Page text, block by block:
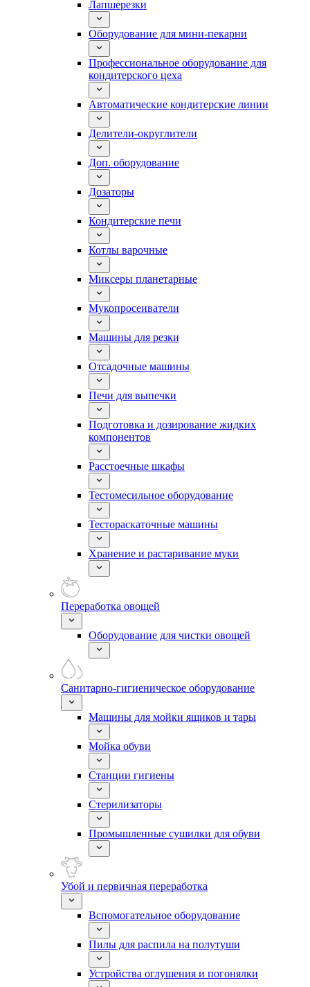
Лапшерезки
Оборудование для мини-пекарни
Профессиональное оборудование для
кондитерского цеха
Автоматические кондитерские линии
Делители-округлители
Доп. оборудование
Дозаторы
Кондитерские печи
Котлы варочные
Миксеры планетарные
Мукопросеиватели
Машины для резки
Отсадочные машины
Печи для выпечки
Подготовка и дозирование жидких
компонентов
Расстоечные шкафы
Тестомесильное оборудование
Тестораскаточные машины
Хранение и растаривание муки
Переработка овощей
Оборудование для чистки овощей
Санитарно-гигиеническое оборудование
Машины для мойки ящиков и тары
Мойка обуви
Станции гигиены
Стерилизаторы
Промышленные сушилки для обуви
Убой и первичная переработка
Вспомогательное оборудование
Пилы для распила на полутуши
Устройства оглушения и погонялки